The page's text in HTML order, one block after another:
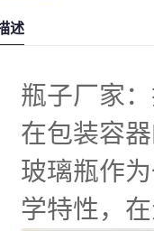
述
瓶子厂家
在包装容
玻璃瓶作
学特性，